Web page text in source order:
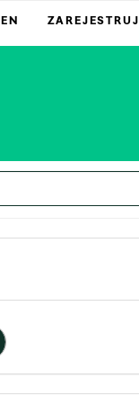
EN ZAREJESTRUJ